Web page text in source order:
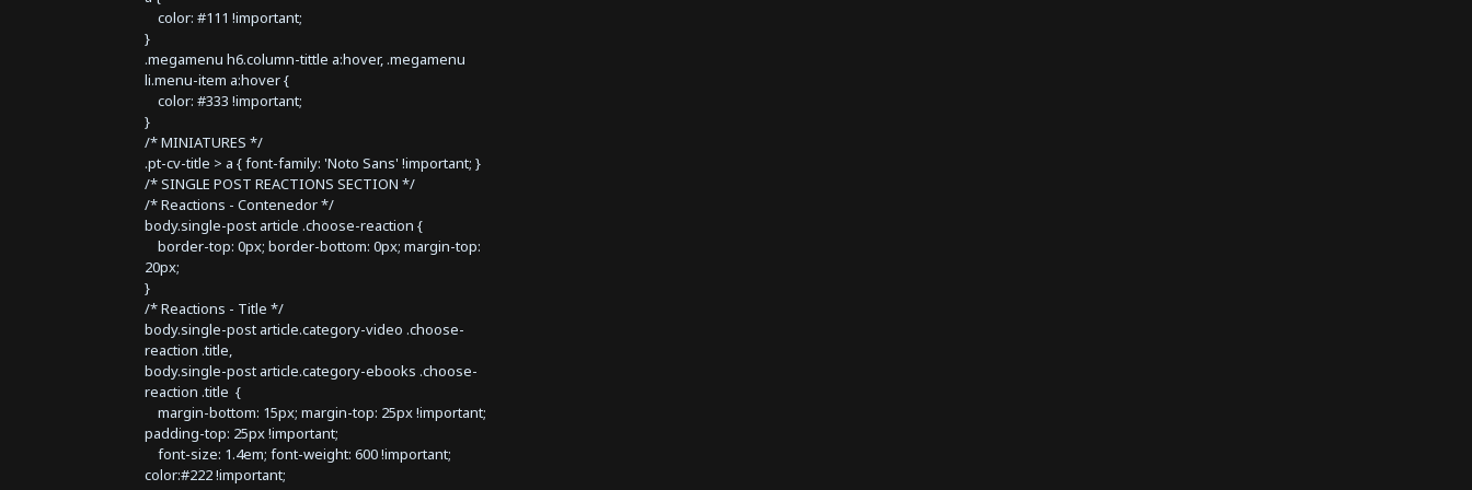
color: #111 !important;
}
.megamenu h6.column-tittle a:hover, .megamenu
li.menu-item a:hover {
color: #333 !important;
}
/* MINIATURES */
.pt-cv-title > a { font-family: 'Noto Sans' !important; }
/* SINGLE POST REACTIONS SECTION */
/* Reactions - Contenedor */
body.single-post article .choose-reaction {
border-top: 0px; border-bottom: 0px; margin-top:
20px;
}
/* Reactions - Title */
body.single-post article.category-video .choose-
reaction .title,
body.single-post article.category-ebooks .choose-
reaction .title {
margin-bottom: 15px; margin-top: 25px !important;
padding-top: 25px !important;
font-size: 1.4em; font-weight: 600 !important;
color:#222 !important;